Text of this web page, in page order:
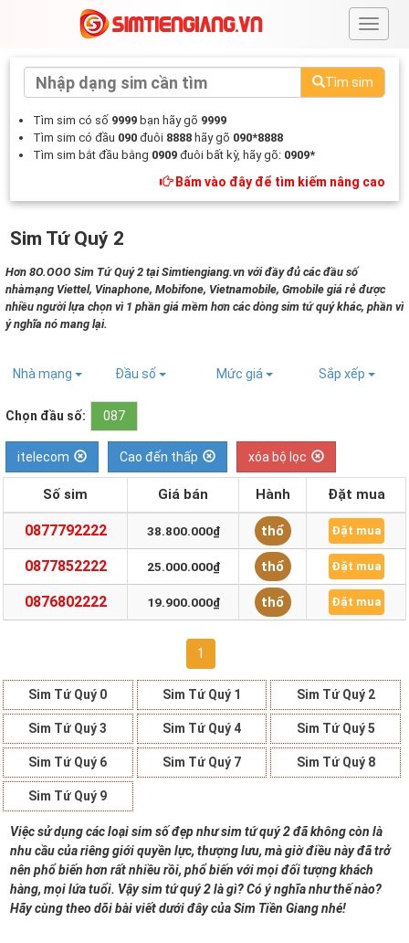
#
Tìm sim
Tìm sim có số 9999 bạn hãy gõ 9999
Tìm sim có đầu 090 đuôi 8888 hãy gõ 090*8888
Tìm sim bắt đầu bằng 0909 đuôi bất kỳ, hãy gõ: 0909*
Bấm vào đây để tìm kiếm nâng cao
Sim Tứ Quý 2
Hơn 8O.OOO Sim Tứ Quý 2 tại Simtiengiang.vn với đầy đủ các đầu số
nhàmạng Viettel, Vinaphone, Mobifone, Vietnamobile, Gmobile giá rẻ được
nhiều người lựa chọn vì 1 phần giá mềm hơn các dòng sim tứ quý khác, phần vì
ý nghĩa nó mang lại.
Nhà mạng Đầu số Mức giá Sắp xếp
Chọn đầu số: 087
itelecom Cao đến thấp xóa bộ lọc
Số sim Giá bán Hành Đặt mua
0877792222 38.800.000₫ thổ Đặt mua
0877852222 25.000.000₫ thổ Đặt mua
0876802222 19.900.000₫ thổ Đặt mua
1
Sim Tứ Quý 0 Sim Tứ Quý 1 Sim Tứ Quý 2
Sim Tứ Quý 3 Sim Tứ Quý 4 Sim Tứ Quý 5
Sim Tứ Quý 6 Sim Tứ Quý 7 Sim Tứ Quý 8
Sim Tứ Quý 9
Việc sử dụng các loại sim số đẹp như sim tứ quý 2 đã không còn là
nhu cầu của riêng giới quyền lực, thượng lưu, mà giờ điều này đã trở
nên phổ biến hơn rất nhiều rồi, phổ biến với mọi đối tượng khách
hàng, mọi lứa tuổi. Vậy sim tứ quý 2 là gì? Có ý nghĩa như thế nào?
Hãy cùng theo dõi bài viết dưới đây của Sim Tiền Giang nhé!